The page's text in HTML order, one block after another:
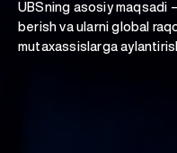
UBSning asosiy maqsadi
berish va ularni global
mutaxassislarga